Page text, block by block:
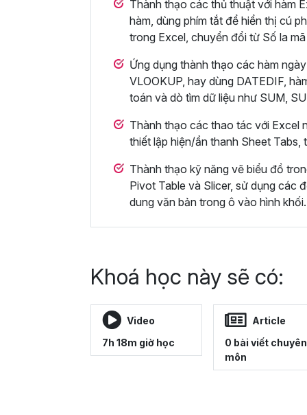
Thành thạo các thủ thuật với hàm
hàm, dùng phím tắt để hiển thị cú
trong Excel, chuyển đổi từ Số la
Ứng dụng thành thạo các hàm
VLOOKUP, hay dùng DATEDIF,
toán và dò tìm dữ liệu như SUM,
Thành thạo các thao tác với Excel
thiết lập hiện/ẩn thanh Sheet
Thành thạo kỹ năng vẽ biểu đồ
Pivot Table và Slicer, sử dụng các
dung văn bản trong ô vào hình khối.
Khoá học này sẽ có:
Video
7h 18m giờ học
Article
0 bài viết chuyên
môn